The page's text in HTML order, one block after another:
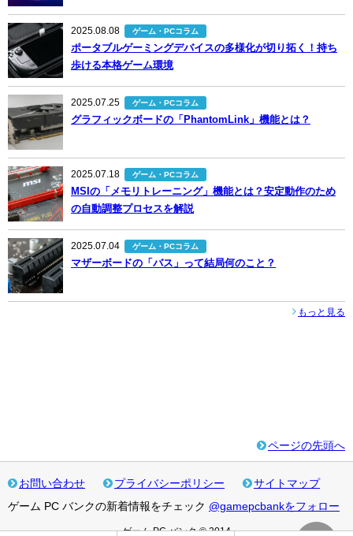
2025.08.08 ゲーム・PCコラム
ポータブルゲーミングデバイスの多様化が切り拓く！持ち
歩ける本格ゲーム環境
2025.07.25 ゲーム・PCコラム
グラフィックボードの「PhantomLink」機能とは？
2025.07.18 ゲーム・PCコラム
MSIの「メモリトレーニング」機能とは？安定動作のため
の自動調整プロセスを解説
2025.07.04 ゲーム・PCコラム
マザーボードの「バス」って結局何のこと？
もっと見る
ページの先頭へ
お問い合わせ プライバシーポリシー
サイトマップ
ゲーム PC バンクの新着情報をチェック @gamepcbankをフォロー
ゲーム PC バンク © 2014